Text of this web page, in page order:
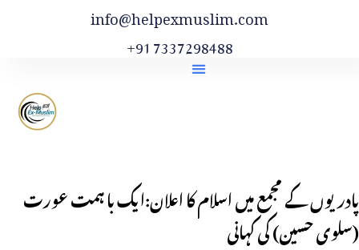
info@helpexmuslim.com
+91 7337298488
پادریوں کے مجمع میں اسلام کا اعلان:ایک با ہمت عورت
(سلوی حسین) کی کہانی